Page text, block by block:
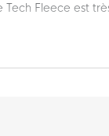
Tech Fleece est
Tech Fleece
Nike Tech